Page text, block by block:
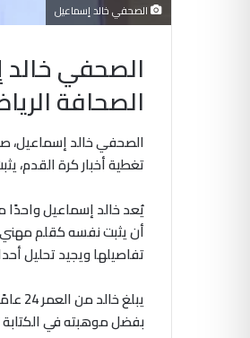
الصحفي خالد إسماعيل
الصحفي
الصحافة
تغطية أخبار كرة القدم،
يُعد خالد إسماعيل واحدًا
أن يثبت نفسه كقلم
تفاصيلها ويجيد تحليل
بفضل موهبته في الكتابة